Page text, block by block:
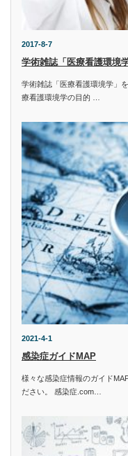
2017-8-7
学術雑誌「医療看護環境
学術雑誌「医療看護環境学」
療看護環境学の目的 …
2021-4-1
感染症ガイドMAP
様々な感染症情報のガイド
ださい。 感染症.com…